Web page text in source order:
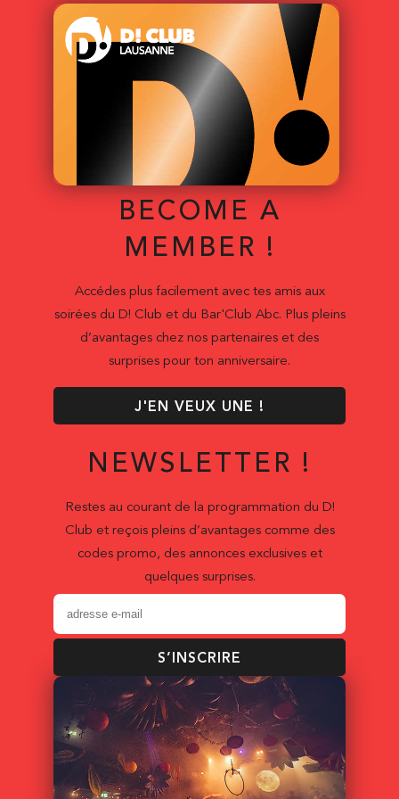
BECOME A
MEMBER !
Accédes plus facilement avec tes amis aux
soirées du D! Club et du Bar'Club Abc. Plus pleins
d’avantages chez nos partenaires et des
surprises pour ton anniversaire.
J'EN VEUX UNE !
NEWSLETTER !
Restes au courant de la programmation du D!
Club et reçois pleins d’avantages comme des
codes promo, des annonces exclusives et
quelques surprises.
S’INSCRIRE